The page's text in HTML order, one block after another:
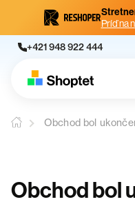
Príď na
+421 948 922 444
Obchod bol
Obchod bol